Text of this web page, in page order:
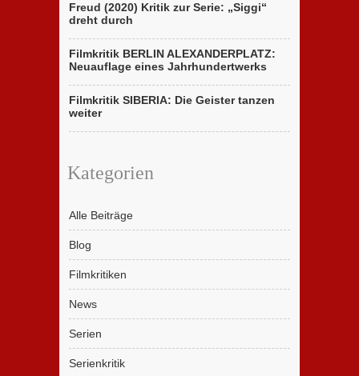
Freud (2020) Kritik zur Serie: „Siggi“
dreht durch
Filmkritik BERLIN ALEXANDERPLATZ:
Neuauflage eines Jahrhundertwerks
Filmkritik SIBERIA: Die Geister tanzen
weiter
Kategorien
Alle Beiträge
Blog
Filmkritiken
News
Serien
Serienkritik